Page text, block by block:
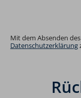
Mit dem Absenden
Datenschutzerklärung